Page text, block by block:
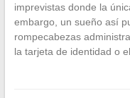
imprevistas donde la
embargo, un sueño así
rompecabezas
la tarjeta de identidad o